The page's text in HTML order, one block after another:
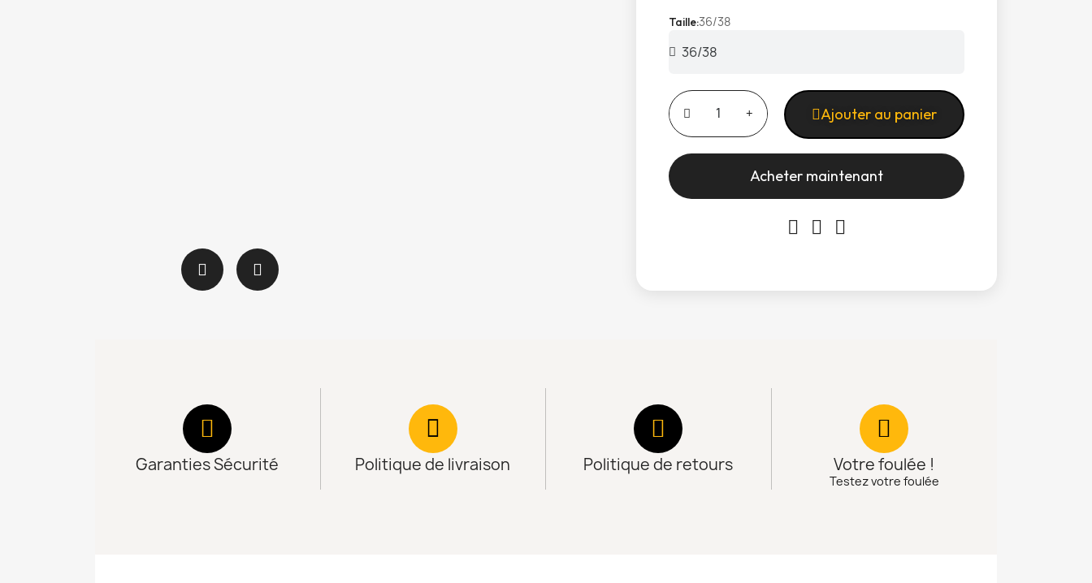
Taille 36/38
Ajouter au panier
Acheter maintenant
Garanties Sécurité Politique de livraison Politique de retours Votre foulée !
Testez votre foulée